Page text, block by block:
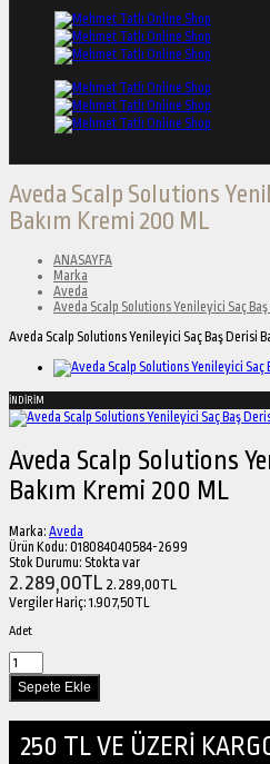
Aveda Scalp Solutions
Bakım Kremi 200 ML
ANASAYFA
Marka
Aveda
Aveda Scalp Solutions Yenileyici Saç
Aveda Scalp Solutions Yenileyici Saç Baş Derisi
İNDİRİM
Aveda Scalp Solutions
Bakım Kremi 200 ML
Marka: Aveda
Ürün Kodu: 018084040584-2699
Stok Durumu: Stokta var
2.289,00TL 2.289,00TL
Vergiler Hariç: 1.907,50TL
Adet
250 TL VE ÜZERİ